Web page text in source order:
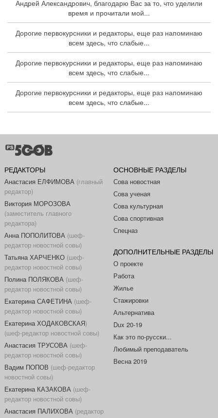
Андрей Александрович, благодарю Вас за то, что уделили
время и прочитали мой...
Дорогие первокурсники и редакторы, еще раз напоминаю
всем здесь, что слабые...
Дорогие первокурсники и редакторы, еще раз напоминаю
всем здесь, что слабые...
Дорогие первокурсники и редакторы, еще раз напоминаю
всем здесь, что слабые...
РЕДАКТОРЫ
Анастасия ЕЛФИМОВА(главный
редактор)
Виктория МОРОЗОВА
(заместитель главного
редактора)
Анна ПОПОЛИТОВА(шеф-
редактор новостной совы)
Татьяна ХАРЧЕНКО(шеф-
редактор новостной совы)
Полина ПОЛЯКОВА(шеф-
редактор новостной совы)
Екатерина САФЕТИНА(шеф-
редактор новостной совы)
Екатерина ХОДАКОВСКАЯ)
(шеф-редактор новостной совы)
Анастасия ТРУСОВА(шеф-
редактор новостной совы)
Вадим ПОПОВ (шеф-редактор
новостной совы)
Екатерина КАЗАКОВА(шеф-
редактор новостной совы)
Анастасия ПАЛИХОВА(редактор
ОСНОВНЫЕ РАЗДЕЛЫ
Сова новостная
Сова ученая
Сова культурная
Сова спортивная
Спецназ
ДОПОЛНИТЕЛЬНЫЕ РАЗДЕЛЫ
О проекте
Работа
Жилье
Стажировки
Альтернатива
Dux 20-19
Как это по-русски...
Любимый преподаватель
Весна 2019